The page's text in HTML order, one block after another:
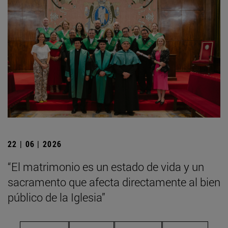
22 | 06 | 2026
“El matrimonio es un estado de vida y un
sacramento que afecta directamente al bien
público de la Iglesia”